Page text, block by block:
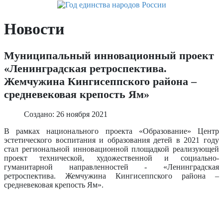
Новости
Муниципальный инновационный проект
«Ленинградская ретроспектива.
Жемчужина Кингисеппского района –
средневековая крепость Ям»
Создано: 26 ноября 2021
В рамках национального проекта «Образование» Центр
эстетического воспитания и образования детей в 2021 году
стал региональной инновационной площадкой реализующей
проект технической, художественной и социально-
гуманитарной направленностей - «Ленинградская
ретроспектива. Жемчужина Кингисеппского района –
средневековая крепость Ям».